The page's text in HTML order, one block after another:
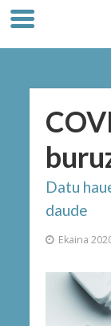
Datu
daude
Ekaina